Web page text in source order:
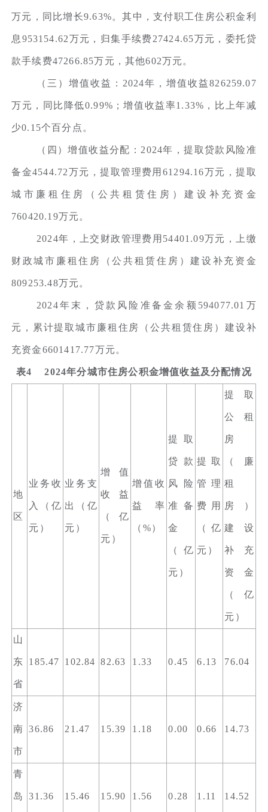
万元，同比增长9.63%。其中，支付职工住房公积金利
息953154.62万元，归集手续费27424.65万元，委托贷
款手续费47266.85万元，其他602万元。
（三）增值收益：2024年，增值收益826259.07
万元，同比降低0.99%；增值收益率1.33%，比上年减
少0.15个百分点。
（四）增值收益分配：2024年，提取贷款风险准
备金4544.72万元，提取管理费用61294.16万元，提取
城市廉租住房（公共租赁住房）建设补充资金
760420.19万元。
2024年，上交财政管理费用54401.09万元，上缴
财政城市廉租住房（公共租赁住房）建设补充资金
809253.48万元。
2024年末，贷款风险准备金余额594077.01万
元，累计提取城市廉租住房（公共租赁住房）建设补
充资金6601417.77万元。
表4 2024年分城市住房公积金增值收益及分配情况
地
区
业务收
入（亿
元）
业务支
出（亿
元）
增值
收益
（亿
元）
增值收
益率
（%）
提取
贷款
风险
准备
金
（亿
元）
提取
管理
费用
（亿
元）
提取
公租
房
（廉
租
房）
建设
补充
资金
（亿
元）
山
东
省
185.47 102.84 82.63 1.33 0.45 6.13 76.04
济
南
市
36.86 21.47 15.39 1.18 0.00 0.66 14.73
青
岛 31.36 15.46 15.90 1.56 0.28 1.11 14.52